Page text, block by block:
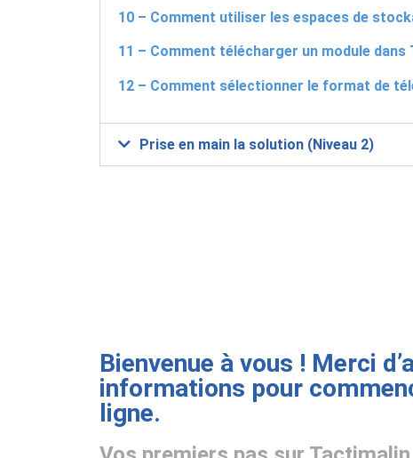
10 – Comment utiliser les espaces de
11 – Comment télécharger un module dans
12 – Comment sélectionner le format de
Prise en main la solution (Niveau 2)
Bienvenue à vous ! Merci
informations pour
ligne.